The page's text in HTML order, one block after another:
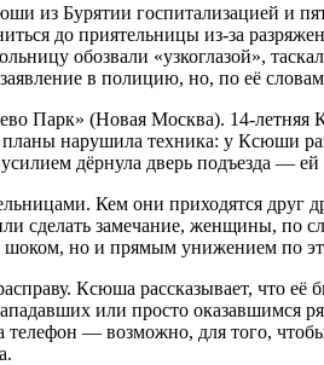
из Бурятии госпитализацией и
до приятельницы из-за
обозвали «узкоглазой»,
в полицию, но, по её
Парк» (Новая Москва). 14-
нарушила техника: у Ксюши
дёрнула дверь подъезда — ей
Кем они приходятся друг
сделать замечание, женщины, по
шоком, но и прямым унижением по
Ксюша рассказывает, что
или просто оказавшимся
— возможно, для того,